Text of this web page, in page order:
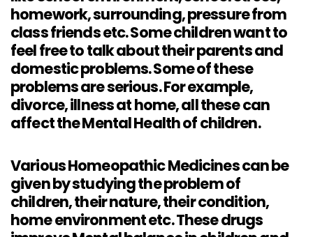
homework, surrounding, pressure from
class friends etc. Some children want to
feel free to talk about their parents and
domestic problems. Some of these
problems are serious. For example,
divorce, illness at home, all these can
affect the Mental Health of children.
Various Homeopathic Medicines can be
given by studying the problem of
children, their nature, their condition,
home environment etc. These drugs